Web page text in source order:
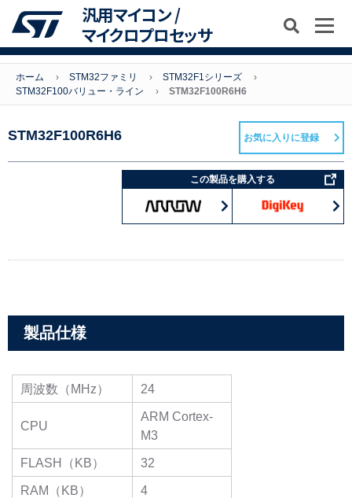
汎用マイコン /
マイクロプロセッサ
ホーム STM32ファミリ
STM32F1シリーズ
STM32F100バリュー・ライン
STM32F100R6H6
STM32F100R6H6
この製品を購入する
お気に入りに登録
製品仕様
周波数（MHz） 24
CPU
ARM Cortex-
M3
FLASH（KB）
32
RAM（KB）
4